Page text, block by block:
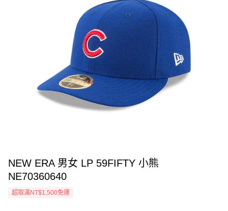
NEW ERA 男女 LP 59FIFTY 小熊
NE70360640
超取滿NT$1,500免運